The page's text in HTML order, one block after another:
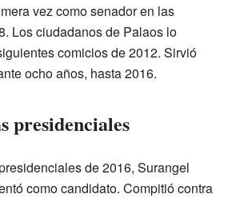
vez como senador en las
Los ciudadanos de Palaos lo
comicios de 2012. Sirvió
ocho años, hasta 2016.
presidenciales
de 2016, Surangel
como candidato. Compitió contra